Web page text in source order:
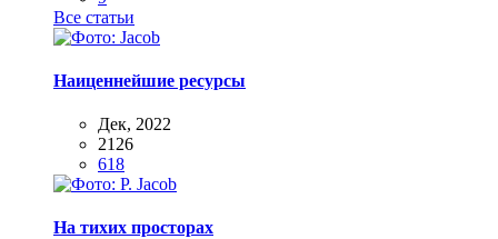
Все статьи
Наиценнейшие ресурсы
Дек, 2022
2126
618
На тихих просторах